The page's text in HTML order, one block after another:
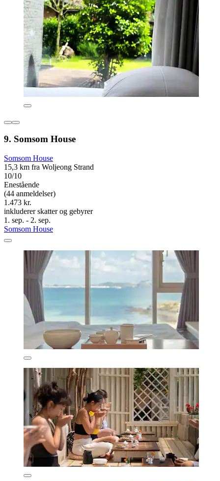
9. Somsom House
Somsom House
15,3 km fra Woljeong Strand
10/10
Enestående
(44 anmeldelser)
1.473 kr.
inkluderer skatter og gebyrer
1. sep. - 2. sep.
Somsom House